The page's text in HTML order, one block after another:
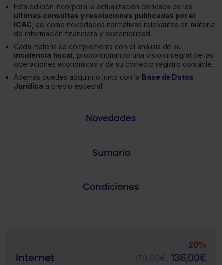
Esta edición incorpora la actualización derivada de las
últimas consultas y resoluciones publicadas por el
ICAC , así como novedades normativas relevantes en materia
de información financiera y sostenibilidad.
Cada materia se complementa con el análisis de su
incidencia fiscal , proporcionando una visión integral de las
operaciones económicas y de su correcto registro contable.
Además puedes adquirirlo junto con la Base de Datos
Jurídica a precio especial.
Novedades
Sumario
Condiciones
Internet
-20%
170,00€ 136,00€